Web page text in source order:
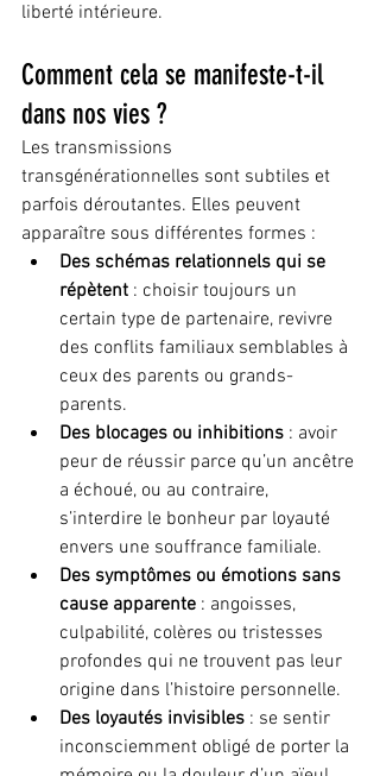
liberté intérieure.
Comment cela se manifeste-t-il
dans nos vies ?
Les transmissions
transgénérationnelles sont subtiles et
parfois déroutantes. Elles peuvent
apparaître sous différentes formes :
Des schémas relationnels qui se
répètent : choisir toujours un
certain type de partenaire, revivre
des conflits familiaux semblables à
ceux des parents ou grands-
parents.
Des blocages ou inhibitions : avoir
peur de réussir parce qu’un ancêtre
a échoué, ou au contraire,
s’interdire le bonheur par loyauté
envers une souffrance familiale.
Des symptômes ou émotions sans
cause apparente : angoisses,
culpabilité, colères ou tristesses
profondes qui ne trouvent pas leur
origine dans l’histoire personnelle.
Des loyautés invisibles : se sentir
inconsciemment obligé de porter la